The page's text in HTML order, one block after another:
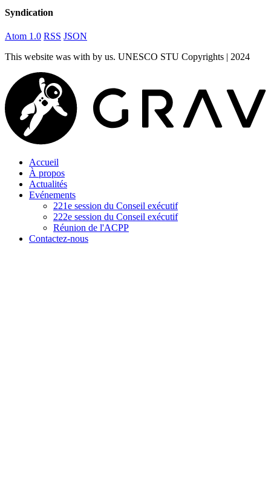
Syndication
Atom 1.0 RSS JSON
This website was with by us. UNESCO STU Copyrights | 2024
Accueil
À propos
Actualités
Evénements
221e session du Conseil exécutif
222e session du Conseil exécutif
Réunion de l'ACPP
Contactez-nous